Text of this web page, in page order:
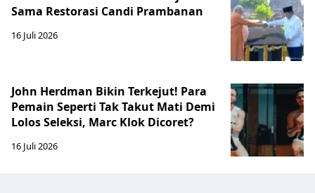
Sama Restorasi Candi Prambanan
16 Juli 2026
John Herdman Bikin Terkejut! Para
Pemain Seperti Tak Takut Mati Demi
Lolos Seleksi, Marc Klok Dicoret?
16 Juli 2026